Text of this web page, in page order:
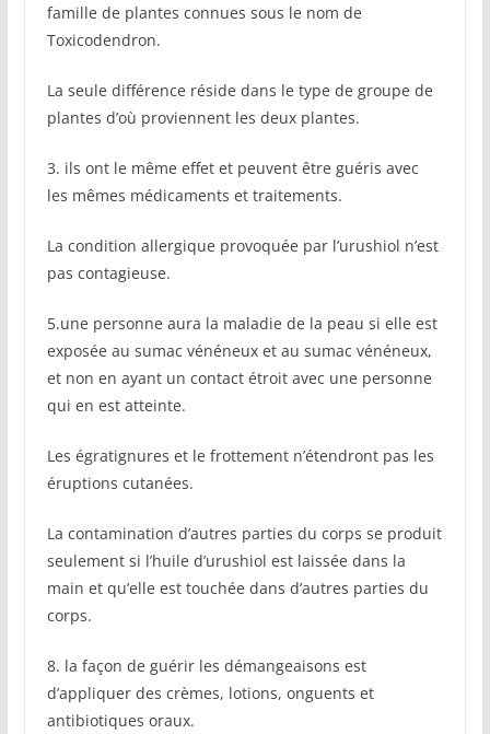
famille de plantes connues sous le nom de
Toxicodendron.
La seule différence réside dans le type de groupe de
plantes d’où proviennent les deux plantes.
3. ils ont le même effet et peuvent être guéris avec
les mêmes médicaments et traitements.
La condition allergique provoquée par l’urushiol n’est
pas contagieuse.
5.une personne aura la maladie de la peau si elle est
exposée au sumac vénéneux et au sumac vénéneux,
et non en ayant un contact étroit avec une personne
qui en est atteinte.
Les égratignures et le frottement n’étendront pas les
éruptions cutanées.
La contamination d’autres parties du corps se produit
seulement si l’huile d’urushiol est laissée dans la
main et qu’elle est touchée dans d’autres parties du
corps.
8. la façon de guérir les démangeaisons est
d’appliquer des crèmes, lotions, onguents et
antibiotiques oraux.